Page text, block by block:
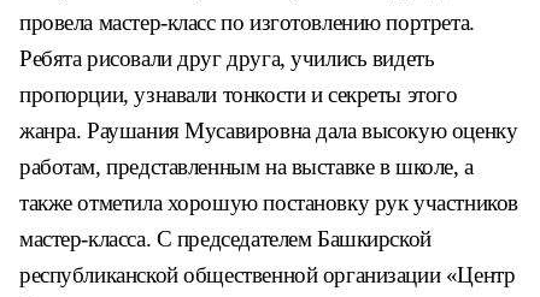
провела мастер-класс по изготовлению портрета.
Ребята рисовали друг друга, учились видеть
пропорции, узнавали тонкости и секреты этого
жанра. Раушания Мусавировна дала высокую оценку
работам, представленным на выставке в школе, а
также отметила хорошую постановку рук участников
мастер-класса. С председателем Башкирской
республиканской общественной организации «Центр